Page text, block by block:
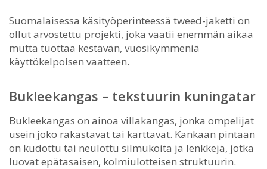
Suomalaisessa käsityöperinteessä tweed-jaketti on
ollut arvostettu projekti, joka vaatii enemmän aikaa
mutta tuottaa kestävän, vuosikymmeniä
käyttökelpoisen vaatteen.
Bukleekangas – tekstuurin kuningatar
Bukleekangas on ainoa villakangas, jonka ompelijat
usein joko rakastavat tai karttavat. Kankaan pintaan
on kudottu tai neulottu silmukoita ja lenkkejä, jotka
luovat epätasaisen, kolmiulotteisen struktuurin.